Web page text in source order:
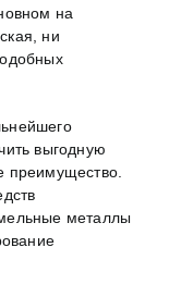
на
ни
выгодную
преимущество.
металлы